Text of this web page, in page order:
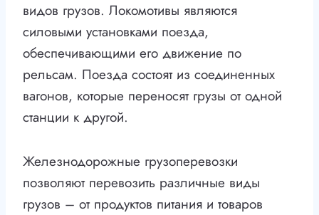
видов грузов. Локомотивы являются
силовыми установками поезда,
обеспечивающими его движение по
рельсам. Поезда состоят из соединенных
вагонов, которые переносят грузы от одной
станции к другой.
Железнодорожные грузоперевозки
позволяют перевозить различные виды
грузов – от продуктов питания и товаров